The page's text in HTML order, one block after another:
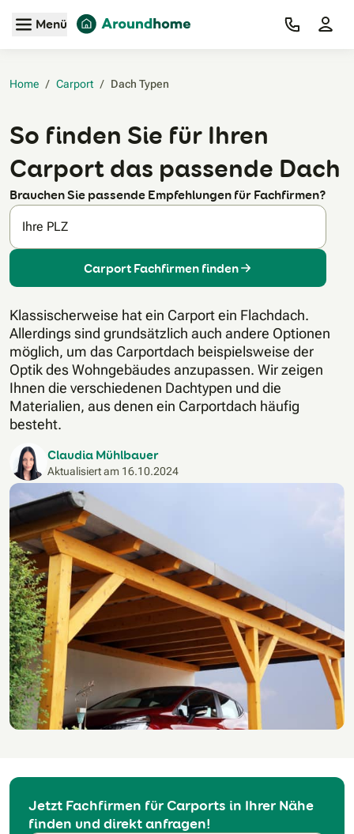
Zum Hauptinhalt
Menü
Home / Carport / Dach Typen‎
So finden Sie für Ihren
Carport das passende Dach
Brauchen Sie passende Empfehlungen für Fachfirmen?
Ihre PLZ
Carport Fachfirmen finden
Klassischerweise hat ein Carport ein Flachdach.
Allerdings sind grundsätzlich auch andere Optionen
möglich, um das Carportdach beispielsweise der
Optik des Wohngebäudes anzupassen. Wir zeigen
Ihnen die verschiedenen Dachtypen und die
Materialien, aus denen ein Carportdach häufig
besteht.
Claudia Mühlbauer
Aktualisiert am 16.10.2024
Jetzt Fachfirmen für Carports in Ihrer Nähe
finden und direkt anfragen!